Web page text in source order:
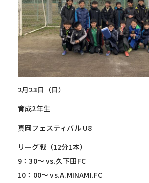
2月23日（日）
育成2年生
真岡フェスティバル U8
リーグ戦（12分1本）
9：30～ vs.久下田FC
10：00～ vs.A.MINAMI.FC